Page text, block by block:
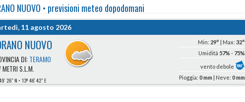
NUOVO • previsioni meteo dopodomani
11 agosto 2026
NUOVO
DI:TERAMO
S.L.M.
26″ N 13º 46′ 42″ E
Min: 29° | Max:32°
Umidità 57%- 75%
vento debole
Pioggia:0 mm | Neve:0 mm